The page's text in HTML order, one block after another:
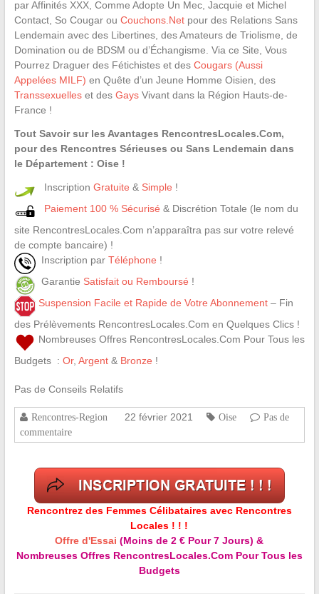
par Affinités XXX, Comme Adopte Un Mec, Jacquie et Michel
Contact, So Cougar ou Couchons.Netpour des Relations Sans
Lendemain avec des Libertines, des Amateurs de Triolisme, de
Domination ou de BDSM ou d’Échangisme. Via ce Site, Vous
Pourrez Draguer des Fétichistes et des Cougars (Aussi
Appelées MILF) en Quête d’un Jeune Homme Oisien, des
Transsexuelleset des GaysVivant dans la Région Hauts-de-
France !
Tout Savoir sur les Avantages RencontresLocales.Com,
pour des Rencontres Sérieuses ou Sans Lendemain dans
le Département : Oise !
Inscription Gratuite & Simple !
Paiement 100 % Sécurisé & Discrétion Totale (le nom du
site RencontresLocales.Com n’apparaîtra pas sur votre relevé
de compte bancaire) !
Inscription par Téléphone !
Garantie Satisfait ou Remboursé !
Suspension Facile et Rapide de Votre Abonnement– Fin
des Prélèvements RencontresLocales.Com en Quelques Clics !
Nombreuses Offres RencontresLocales.Com Pour Tous les
Budgets : Or, Argent& Bronze !
Pas de Conseils Relatifs
Rencontres-Region 22 février 2021 Oise
Pas de
commentaire
Rencontrez des Femmes Célibataires avec Rencontres
Locales ! ! !
Offre d'Essai (Moins de 2 € Pour 7 Jours) &
Nombreuses Offres RencontresLocales.Com Pour Tous les
Budgets